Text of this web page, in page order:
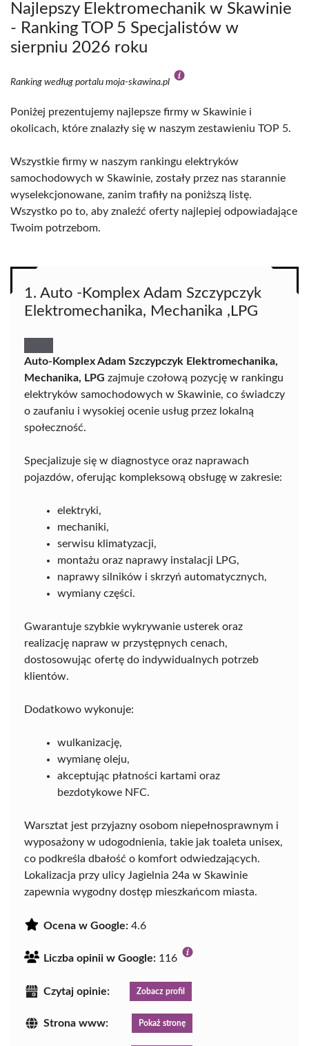
Najlepszy Elektromechanik w Skawinie
- Ranking TOP 5 Specjalistów w
sierpniu 2026 roku
Ranking według portalu moja-skawina.pl
Poniżej prezentujemy najlepsze firmy w Skawinie i
okolicach, które znalazły się w naszym zestawieniu TOP 5.
Wszystkie firmy w naszym rankingu elektryków
samochodowych w Skawinie, zostały przez nas starannie
wyselekcjonowane, zanim trafiły na poniższą listę.
Wszystko po to, aby znaleźć oferty najlepiej odpowiadające
Twoim potrzebom.
1. Auto -Komplex Adam Szczypczyk
Elektromechanika, Mechanika ,LPG
Auto-Komplex Adam Szczypczyk Elektromechanika,
Mechanika, LPG zajmuje czołową pozycję w rankingu
elektryków samochodowych w Skawinie, co świadczy
o zaufaniu i wysokiej ocenie usług przez lokalną
społeczność.
Specjalizuje się w diagnostyce oraz naprawach
pojazdów, oferując kompleksową obsługę w zakresie:
elektryki,
mechaniki,
serwisu klimatyzacji,
montażu oraz naprawy instalacji LPG,
naprawy silników i skrzyń automatycznych,
wymiany części.
Gwarantuje szybkie wykrywanie usterek oraz
realizację napraw w przystępnych cenach,
dostosowując ofertę do indywidualnych potrzeb
klientów.
Dodatkowo wykonuje:
wulkanizację,
wymianę oleju,
akceptując płatności kartami oraz
bezdotykowe NFC.
Warsztat jest przyjazny osobom niepełnosprawnym i
wyposażony w udogodnienia, takie jak toaleta unisex,
co podkreśla dbałość o komfort odwiedzających.
Lokalizacja przy ulicy Jagielnia 24a w Skawinie
zapewnia wygodny dostęp mieszkańcom miasta.
Ocena w Google: 4.6
Liczba opinii w Google: 116
Czytaj opinie: Zobacz profil
Strona www: Pokaż stronę